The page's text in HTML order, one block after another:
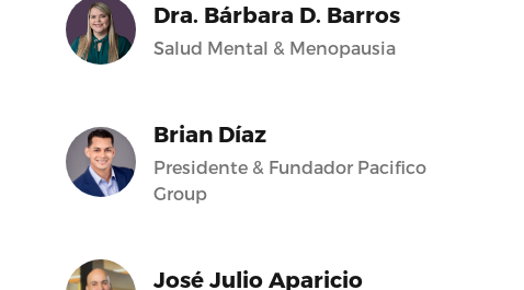
Dra. Bárbara D. Barros
Salud Mental & Menopausia
Brian Díaz
Presidente & Fundador Pacifico
Group
José Julio Aparicio